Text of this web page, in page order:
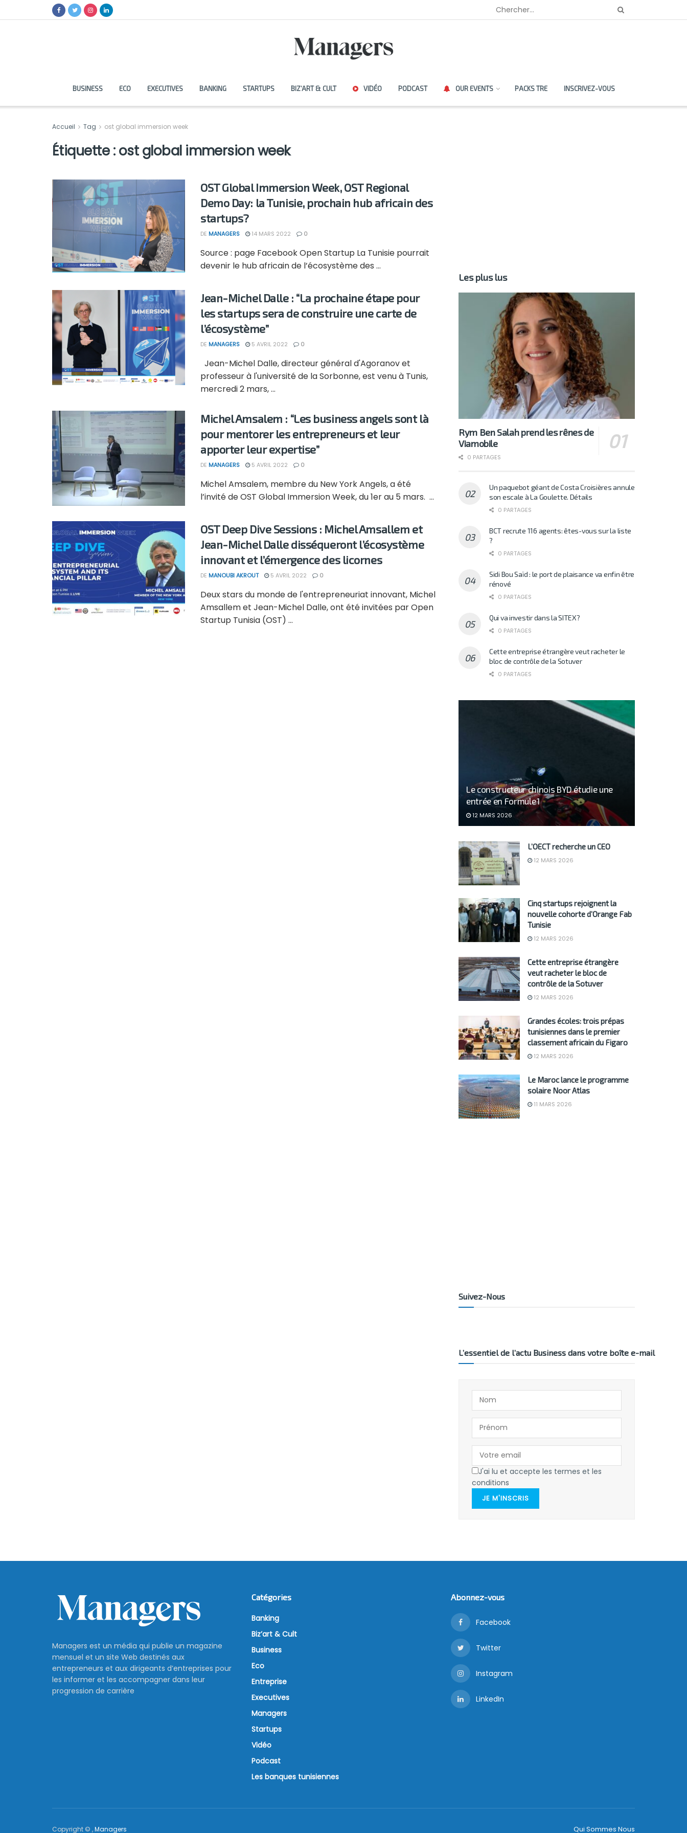
BUSINESS ECO EXECUTIVES BANKING STARTUPS BIZ’ART & CULT VIDÉO PODCAST OUR EVENTS PACKS TRE INSCRIVEZ-VOUS
Accueil Tag ost global immersion week
Étiquette :ost global immersion week
OST Global Immersion Week, OST Regional
Demo Day: la Tunisie, prochain hub africain des
startups?
DE MANAGERS 14 MARS 2022 0
Source : page Facebook Open Startup La Tunisie pourrait
devenir le hub africain de l’écosystème des ...
Jean-Michel Dalle : “La prochaine étape pour
les startups sera de construire une carte de
l’écosystème”
DE MANAGERS 5 AVRIL 2022 0
Jean-Michel Dalle, directeur général d'Agoranov et
professeur à l'université de la Sorbonne, est venu à Tunis,
mercredi 2 mars, ...
Michel Amsalem : “Les business angels sont là
pour mentorer les entrepreneurs et leur
apporter leur expertise”
DE MANAGERS 5 AVRIL 2022 0
Michel Amsalem, membre du New York Angels, a été
l’invité de OST Global Immersion Week, du 1er au 5 mars. ...
OST Deep Dive Sessions : Michel Amsallem et
Jean-Michel Dalle disséqueront l’écosystème
innovant et l’émergence des licornes
DE MANOUBI AKROUT 5 AVRIL 2022 0
Deux stars du monde de l'entrepreneuriat innovant, Michel
Amsallem et Jean-Michel Dalle, ont été invitées par Open
Startup Tunisia (OST) ...
Les plus lus
Rym Ben Salah prend les rênes de
Viamobile
0 PARTAGES
Un paquebot géant de Costa Croisières annule
son escale à La Goulette. Détails
0 PARTAGES
BCT recrute 116 agents: êtes-vous sur la liste
?
0 PARTAGES
Sidi Bou Saïd : le port de plaisance va enfin être
rénové
0 PARTAGES
Qui va investir dans la SITEX?
0 PARTAGES
Cette entreprise étrangère veut racheter le
bloc de contrôle de la Sotuver
0 PARTAGES
Le constructeur chinois BYD étudie une
entrée en Formule 1
12 MARS 2026
L’OECT recherche un CEO
12 MARS 2026
Cinq startups rejoignent la
nouvelle cohorte d’Orange Fab
Tunisie
12 MARS 2026
Cette entreprise étrangère
veut racheter le bloc de
contrôle de la Sotuver
12 MARS 2026
Grandes écoles: trois prépas
tunisiennes dans le premier
classement africain du Figaro
12 MARS 2026
Le Maroc lance le programme
solaire Noor Atlas
11 MARS 2026
Suivez-Nous
L’essentiel de l’actu Business dans votre boîte e-mail
J'ai lu et accepte les termes et les
conditions
JE M'INSCRIS
Managers est un média qui publie un magazine
mensuel et un site Web destinés aux
entrepreneurs et aux dirigeants d’entreprises pour
les informer et les accompagner dans leur
progression de carrière
Catégories
Banking
Biz’art & Cult
Business
Eco
Entreprise
Executives
Managers
Startups
Vidéo
Podcast
Les banques tunisiennes
Abonnez-vous
Facebook
Twitter
Instagram
LinkedIn
Qui Sommes Nous
Copyright © ,Managers